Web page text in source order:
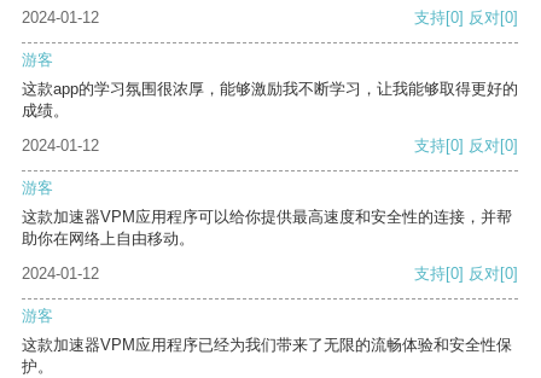
2024-01-12 支持[0] 反对[0]
游客
这款app的学习氛围很浓厚，能够激励我不断学习，让我能够取得更好的
成绩。
2024-01-12
支持[0] 反对[0]
游客
这款加速器VPM应用程序可以给你提供最高速度和安全性的连接，并帮
助你在网络上自由移动。
2024-01-12
支持[0] 反对[0]
游客
这款加速器VPM应用程序已经为我们带来了无限的流畅体验和安全性保
护。